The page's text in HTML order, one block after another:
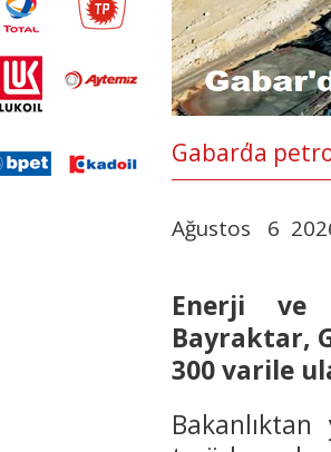
Gabar΄da
Ağustos 6
Enerji ve
Bayraktar,
300 varile